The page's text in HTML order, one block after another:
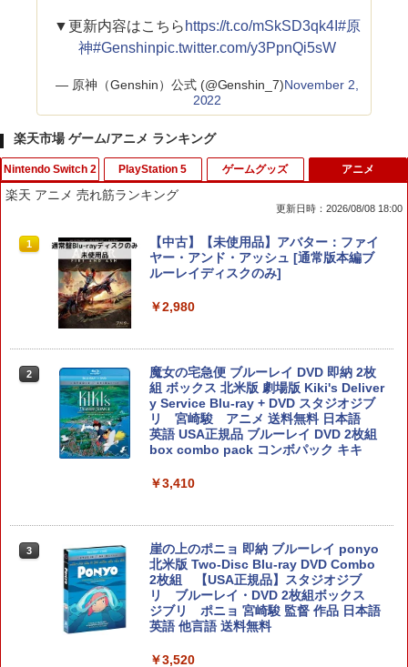
▼更新内容はこちら https://t.co/mSkSD3qk4I#原
神#Genshinpic.twitter.com/y3PpnQi5sW
— 原神（Genshin）公式 (@Genshin_7)November 2,
2022
楽天市場 ゲーム/アニメ ランキング
Nintendo Switch 2
1
(発売日前日出荷)(Switch 2)Minecraft D
ungeons II(新品)(2026年9月30日発売)
2
ミステリーの歩き方2 人魚伝説殺人事
件 Switch2版
￥4,530
リミテッド3 [ELJM-31021]
￥5,080
ワイヤードホリパッド TURBO for Ninte
PlayStation 5
1
【ホリ公式】【SONYライセンス商品】
DualSense™ワイヤレスコントローラー
専用充電USBケーブル for PlayStation5
＼10％OFFクーポン／PS5用 冷却ファン
クーリングファン 冷却装置 USBクーラ
ー 外付け 自動冷却ファン 三つファン 急
速冷却 静音 装着簡単 排熱 熱対策 USB
ポート 省スペース 耐久性 プレイステー
方に対応
【中古】PS5DAEMON X MACHINA
TITANIC SCION
￥2,735
ゲームグッズ
1
【中古】スーパーダンガンロンパ2 さよ
なら絶望学園 (通常版) - PSP
2
【中古】東京鬼祓師 鴉乃杜學園奇譚 - P
SP
￥418
￥543
指サック 6個入り【創業70年の老舗工場
と共同開発】驚きの反応力 日本製 音ゲ
ー 指サック ゲーム用 First Hit スマホゲ
アニメ
楽天 アニメ 売れ筋ランキング
更新日時：2026/08/08 18:00
1
【中古】【未使用品】アバター：ファイ
ヤー・アンド・アッシュ [通常版本編ブ
ルーレイディスクのみ]
￥2,980
2
魔女の宅急便 ブルーレイ DVD 即納 2枚
組 ボックス 北米版 劇場版 Kiki's Deliver
y Service Blu-ray + DVD スタジオジブ
リ 宮崎駿 アニメ 送料無料 日本語
英語 USA正規品 ブルーレイ DVD 2枚組
box combo pack コンボパック キキ
￥3,410
3
崖の上のポニョ 即納 ブルーレイ ponyo
北米版 Two-Disc Blu-ray DVD Combo
2枚組 【USA正規品】スタジオジブ
リ ブルーレイ・DVD 2枚組ボックス
ジブリ ポニョ 宮崎駿 監督 作品 日本語
英語 他言語 送料無料
￥3,520